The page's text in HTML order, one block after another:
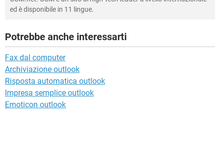
ed è disponibile in 11 lingue.
Potrebbe anche interessarti
Fax dal computer
Archiviazione outlook
Risposta automatica outlook
Impresa semplice outlook
Emoticon outlook